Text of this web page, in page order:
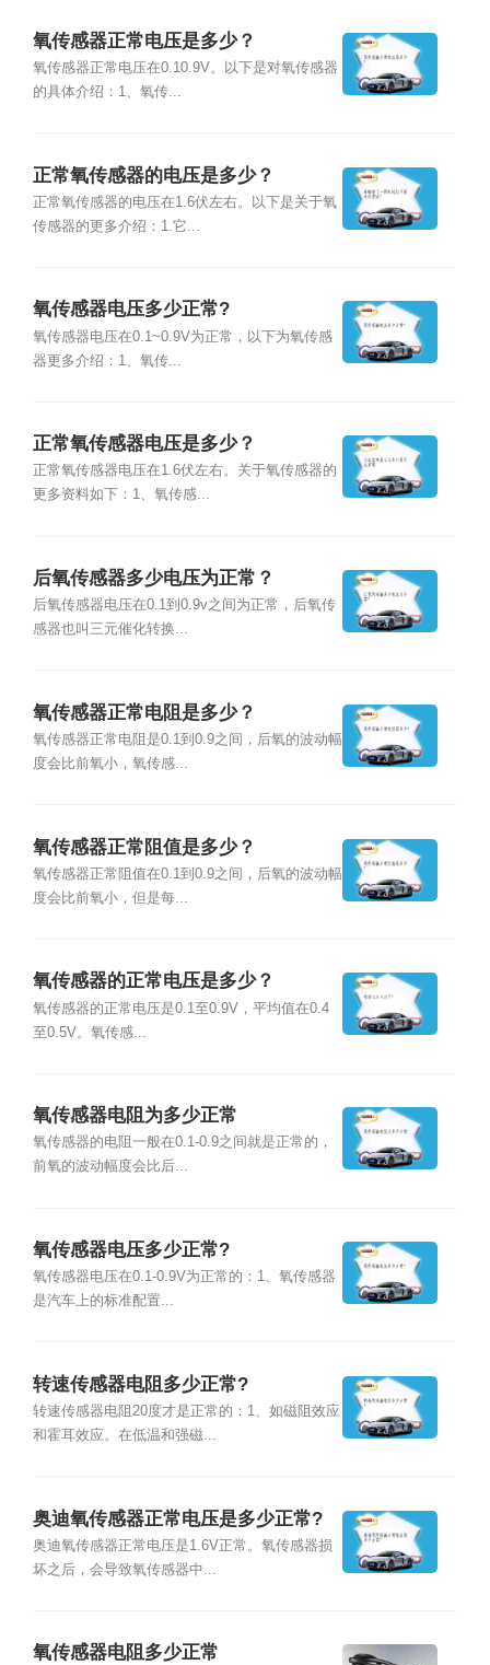
氧传感器正常电压是多少？
氧传感器正常电压在0.10.9V。以下是对氧传感器
的具体介绍：1、氧传...
正常氧传感器的电压是多少？
正常氧传感器的电压在1.6伏左右。以下是关于氧
传感器的更多介绍：1.它...
氧传感器电压多少正常?
氧传感器电压在0.1~0.9V为正常，以下为氧传感
器更多介绍：1、氧传...
正常氧传感器电压是多少？
正常氧传感器电压在1.6伏左右。关于氧传感器的
更多资料如下：1、氧传感...
后氧传感器多少电压为正常？
后氧传感器电压在0.1到0.9v之间为正常，后氧传
感器也叫三元催化转换...
氧传感器正常电阻是多少？
氧传感器正常电阻是0.1到0.9之间，后氧的波动幅
度会比前氧小，氧传感...
氧传感器正常阻值是多少？
氧传感器正常阻值在0.1到0.9之间，后氧的波动幅
度会比前氧小，但是每...
氧传感器的正常电压是多少？
氧传感器的正常电压是0.1至0.9V，平均值在0.4
至0.5V。氧传感...
氧传感器电阻为多少正常
氧传感器的电阻一般在0.1-0.9之间就是正常的，
前氧的波动幅度会比后...
氧传感器电压多少正常?
氧传感器电压在0.1-0.9V为正常的：1、氧传感器
是汽车上的标准配置...
转速传感器电阻多少正常?
转速传感器电阻20度才是正常的：1、如磁阻效应
和霍耳效应。在低温和强磁...
奥迪氧传感器正常电压是多少正常?
奥迪氧传感器正常电压是1.6V正常。氧传感器损
坏之后，会导致氧传感器中...
氧传感器电阻多少正常